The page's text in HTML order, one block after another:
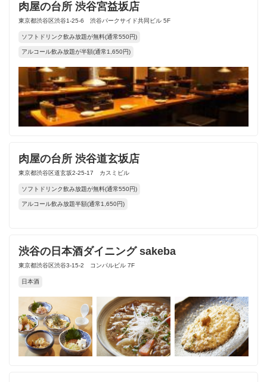
肉屋の台所 渋谷宮益坂店
東京都渋谷区渋谷1-25-6 渋谷パークサイド共同ビル 5F
ソフトドリンク飲み放題が無料(通常550円)
アルコール飲み放題が半額(通常1,650円)
肉屋の台所 渋谷道玄坂店
東京都渋谷区道玄坂2-25-17 カスミビル
ソフトドリンク飲み放題が無料(通常550円)
アルコール飲み放題半額(通常1,650円)
渋谷の日本酒ダイニング sakeba
東京都渋谷区渋谷3-15-2 コンパルビル 7F
日本酒